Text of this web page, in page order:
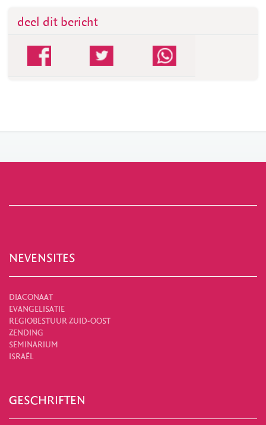
deel dit bericht
NEVENSITES
DIACONAAT
EVANGELISATIE
REGIOBESTUUR ZUID-OOST
ZENDING
SEMINARIUM
ISRAËL
GESCHRIFTEN